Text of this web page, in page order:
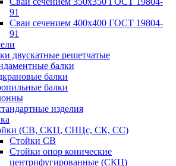
91
Сваи сечением 400х400 ГОСТ 19804-
91
двускатные решетчатые
балки
балки
балки
изделия
(СВ, СКЦ, СНЦс, СК, СС)
Стойки СВ
Стойки опор конические
центрифугированные (СКЦ)